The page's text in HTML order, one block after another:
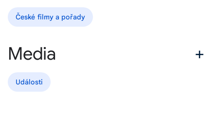
České filmy a pořady
Media
Události